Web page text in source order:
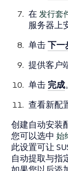
在 发行套
服务器上
单击下一
提供客户
单击 完成。
查看新配
创建自动安装
您可以选中 始
此设置可让
自动提取与指